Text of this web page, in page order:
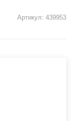
Артикул: 439953